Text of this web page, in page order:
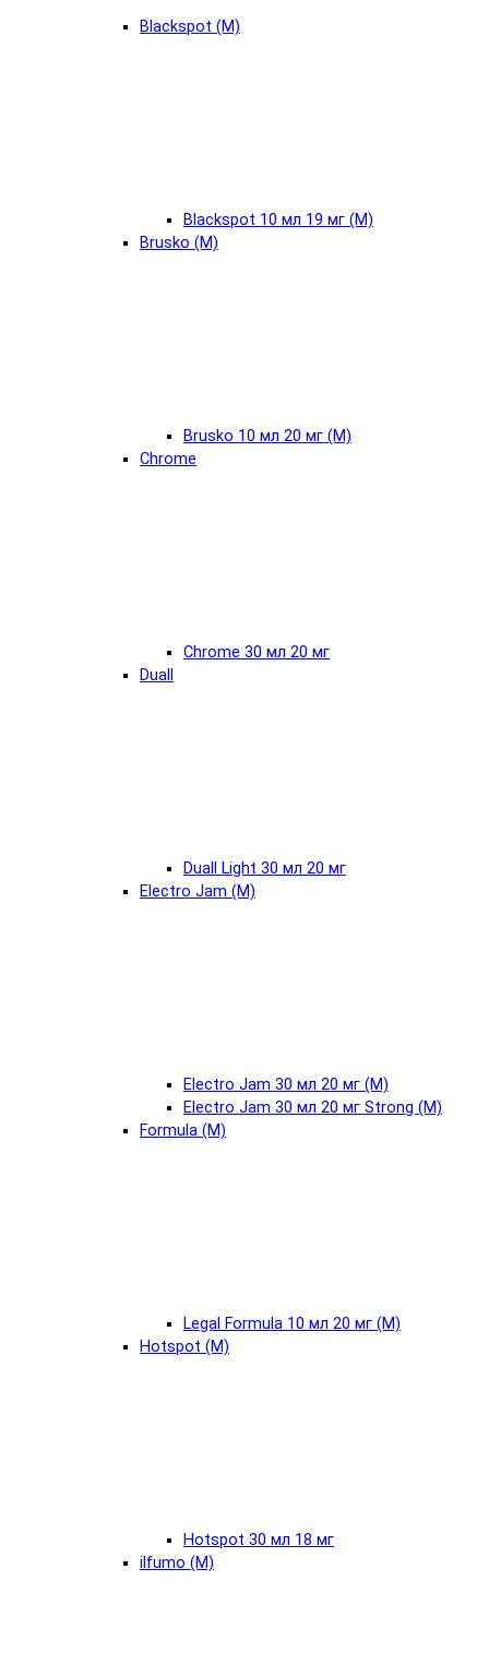
Blackspot (М)
Blackspot 10 мл 19 мг (М)
Brusko (М)
Brusko 10 мл 20 мг (М)
Chrome
Chrome 30 мл 20 мг
Duall
Duall Light 30 мл 20 мг
Electro Jam (М)
Electro Jam 30 мл 20 мг (М)
Electro Jam 30 мл 20 мг Strong (М)
Formula (М)
Legal Formula 10 мл 20 мг (М)
Hotspot (М)
Hotspot 30 мл 18 мг
ilfumo (М)